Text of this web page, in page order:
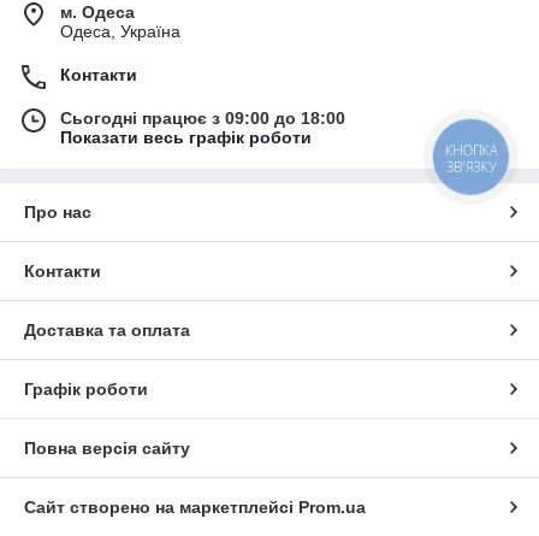
м. Одеса
Одеса, Україна
Контакти
Сьогодні працює з 09:00 до 18:00
Показати весь графік роботи
Про нас
Контакти
Доставка та оплата
Графік роботи
Повна версія сайту
Сайт створено на маркетплейсі Prom.ua
КНОПКА
ЗВ'ЯЗКУ